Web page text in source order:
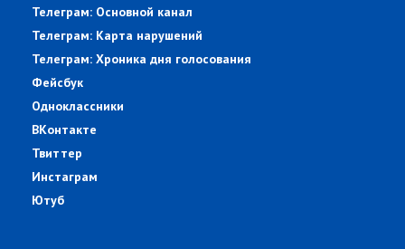
Телеграм: Основной канал
Телеграм: Карта нарушений
Телеграм: Хроника дня голосования
Фейсбук
Одноклассники
ВКонтакте
Твиттер
Инстаграм
Ютуб